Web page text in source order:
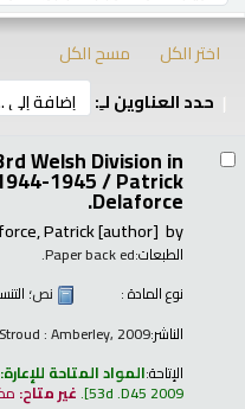
اختر الكل
مسح الكل
حدد العناوين لـِ:
Welsh Division in
1945 /Patrick
Delaforce.
by
Patrick[author]
الطبعات:Paper back ed.
نوع المادة :
نص؛
الناشر:Stroud : Amberley, 2009
الإتاحة:المواد المتاحة للإعارة:
53d .D45 2009
.غير متاح: